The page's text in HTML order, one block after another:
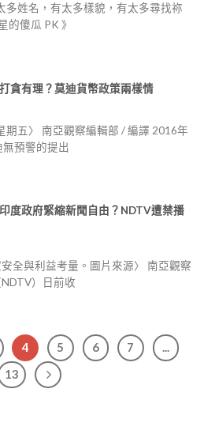
多姓名，有太多樣貌，有太多尋找祢
的傻瓜 PK 》
貪有理？莫迪貨幣政策兩樣情
期五〉 南亞觀察編輯部 / 編譯 2016年
預警的提出
度政府緊縮新聞自由？NDTV遭禁播
全與利益考量。圖片來源〉 南亞觀察
）日前收
4 5 6 7
...
13